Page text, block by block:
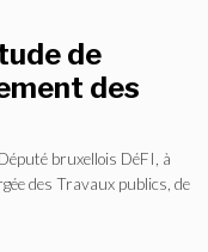
de
des
bruxellois DéFI, à
des Travaux publics, de